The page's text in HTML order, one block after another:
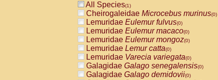
All Species(1)
Cheirogaleidae Microcebus murinus(0)
Lemuridae Eulemur fulvus(0)
Lemuridae Eulemur macaco(0)
Lemuridae Eulemur mongoz(0)
Lemuridae Lemur catta(0)
Lemuridae Varecia variegata(0)
Galagidae Galago senegalensis(0)
Galagidae Galago demidovii(0)